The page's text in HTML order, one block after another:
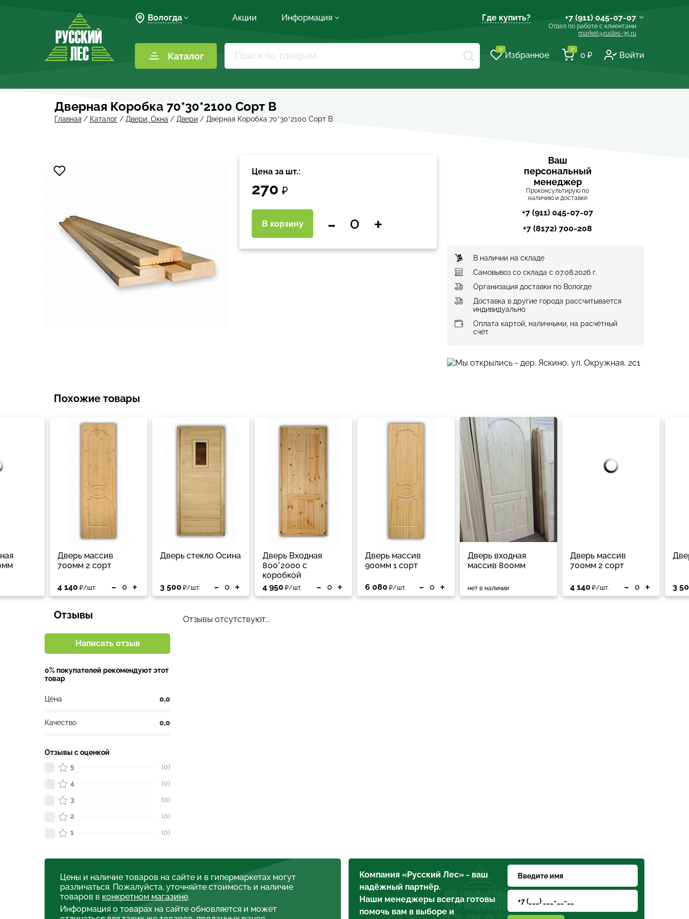
Вологда Акции Информация Где купить? +7 (911) 045-07-07
Отдел по работе с клиентами
market@rusles-35.ru
+7 (921) 238-17-99
Каталог
0
Избранное
0
0 ₽ Войти
Дверная Коробка 70*30*2100 Сорт В
Главная / Каталог / Двери, Окна / Двери / Дверная Коробка 70*30*2100 Сорт В
Цена за шт.:
270 ₽
В корзину - +
Ваш
персональный
менеджер
Проконсультирую по
наличию и доставке
+7 (911) 045-07-07
+7 (8172) 700-208
В наличии на складе
Самовывоз со склада с 07.08.2026 г.
Организация доставки по Вологде
Доставка в другие города рассчитывается
индивидуально
Оплата картой, наличными, на расчётный
счёт
Похожие товары
Дверь массив
700мм 2 сорт
4 140 ₽/шт. - +
Дверь стекло Осина
3 500 ₽/шт. - +
Дверь Входная
800*2000 с
коробкой
4 950 ₽/шт. - +
Дверь массив
900мм 1 сорт
6 080 ₽/шт. - +
Дверь входная
массив 800мм
нет в наличии
Дверь массив
700мм 2 сорт
4 140 ₽/шт. - + 3
Отзывы
Написать отзыв
0% покупателей рекомендуют этот
товар
Цена 0,0
Качество 0,0
Отзывы с оценкой
5
(0)
4
(0)
3
(0)
2
(0)
1
(0)
Отзывы отсутствуют...
Цены и наличие товаров на сайте и в гипермаркетах могут
различаться. Пожалуйста, уточняйте стоимость и наличие
товаров в конкретном магазине.
Информация о товарах на сайте обновляется и может
Компания «Русский Лес» - ваш
надёжный партнёр.
Наши менеджеры всегда готовы
помочь вам в выборе и